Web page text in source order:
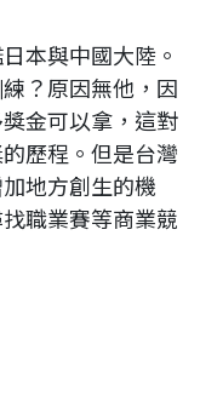
本與中國大陸。
？原因無他，因
金可以拿，這對
歷程。但是台灣
地方創生的機
職業賽等商業競